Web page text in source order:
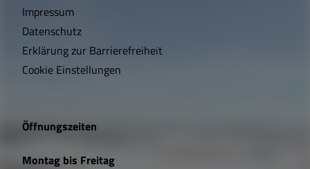
h
t
i
e
L
Impressum
Datenschutz
Erklärung zur Barrierefreiheit
Cookie Einstellungen
Öffnungszeiten
Montag bis Freitag